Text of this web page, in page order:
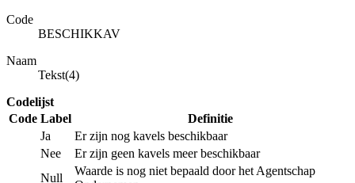
Code
BESCHIKKAV
Naam
Tekst(4)
Codelijst
Code Label
Definitie
Ja
Er zijn nog kavels beschikbaar
Nee
Er zijn geen kavels meer beschikbaar
Null
Waarde is nog niet bepaald door het Agentschap